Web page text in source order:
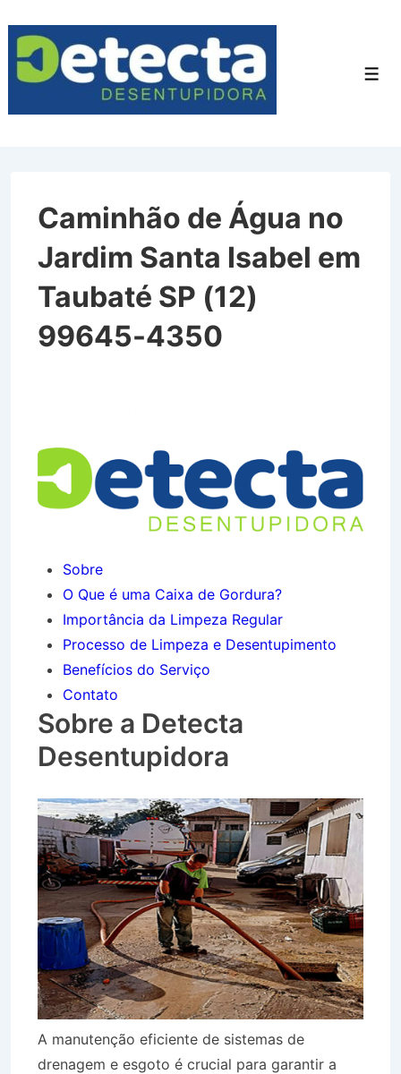
para
Conteúdo
Caminhão de Água no
Jardim Santa Isabel em
Taubaté SP (12)
99645-4350
Sobre
O Que é uma Caixa de Gordura?
Importância da Limpeza Regular
Processo de Limpeza e Desentupimento
Benefícios do Serviço
Contato
Sobre a Detecta
Desentupidora
A manutenção eficiente de sistemas de
drenagem e esgoto é crucial para garantir a